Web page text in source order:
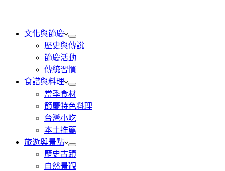
文化與節慶
歷史與傳說
節慶活動
傳統習慣
食譜與料理
當季食材
節慶特色料理
台灣小吃
本土推薦
旅遊與景點
歷史古蹟
自然景觀